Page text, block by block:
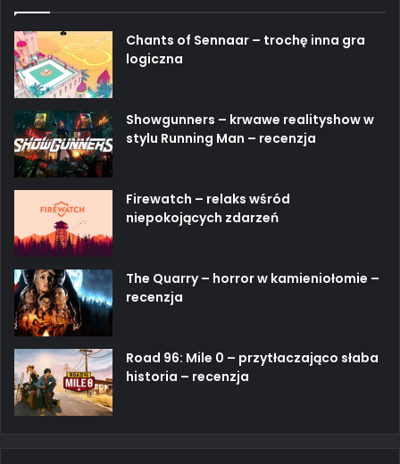
Chants of Sennaar – trochę inna gra
logiczna
Showgunners – krwawe realityshow w
stylu Running Man – recenzja
Firewatch – relaks wśród
niepokojących zdarzeń
The Quarry – horror w kamieniołomie –
recenzja
Road 96: Mile 0 – przytłaczająco słaba
historia – recenzja